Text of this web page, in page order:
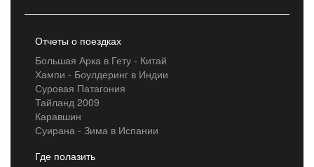
Отчеты о поездках
Большая Арка в Гету - Китай
Хампи - Боулдеринг в Индии
Суровая Патагония
Тайланд 2009
Каравшин
Суирана - Зима в Испании
Где полазить